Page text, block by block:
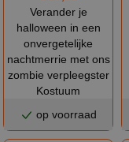
Verander je
halloween in een
onvergetelijke
nachtmerrie met ons
zombie verpleegster
Kostuum
op voorraad